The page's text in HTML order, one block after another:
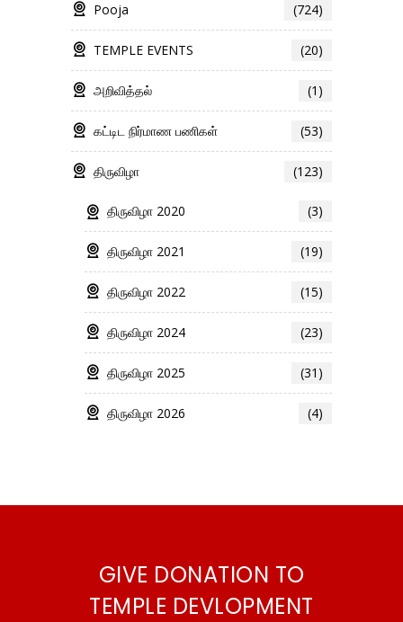
Pooja (724)
TEMPLE EVENTS (20)
அறிவித்தல் (1)
கட்டிட நிர்மாண பணிகள் (53)
திருவிழா (123)
திருவிழா 2020 (3)
திருவிழா 2021 (19)
திருவிழா 2022 (15)
திருவிழா 2024 (23)
திருவிழா 2025 (31)
திருவிழா 2026 (4)
GIVE DONATION TO
TEMPLE DEVLOPMENT